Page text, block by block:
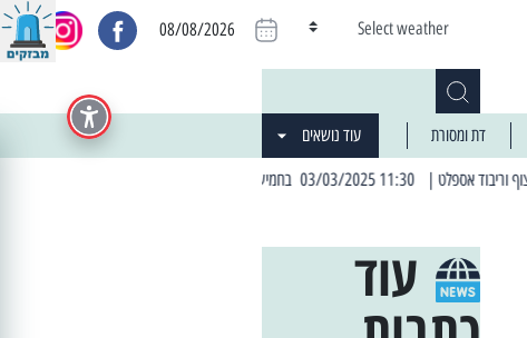
Select weather
08/08/2026
דת ומסורת עוד נושאים
| 11:30 03/03/2025 בחמישי הקרוב: הרחובות בהם תהיה הפסקת חשמל יזומה
עוד